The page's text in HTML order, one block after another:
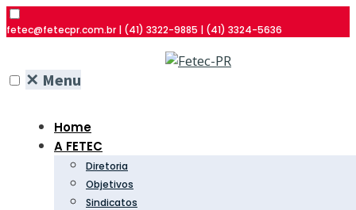
fetec@fetecpr.com.br | (41) 3322-9885 | (41) 3324-5636
✕ Menu
Home
A FETEC
Diretoria
Objetivos
Sindicatos